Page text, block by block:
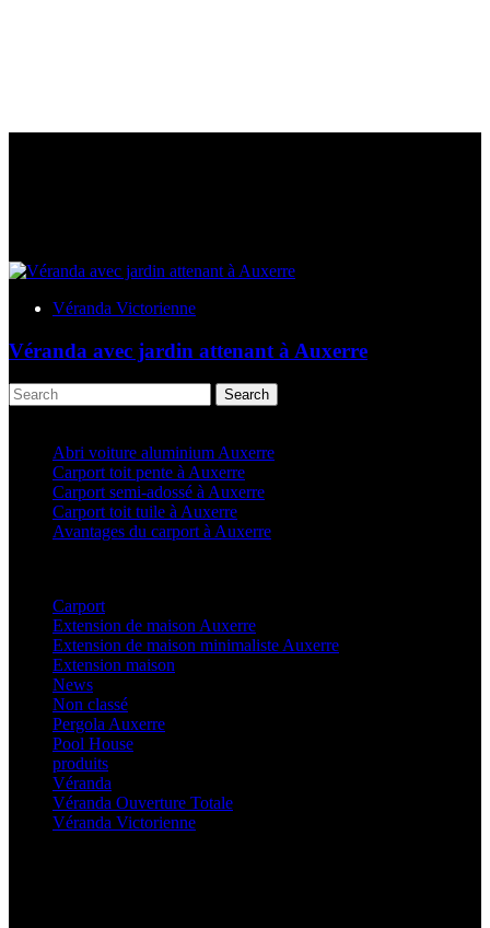
Véranda Victorienne
Véranda avec jardin attenant à Auxerre
Search
Abri voiture aluminium Auxerre
Carport toit pente à Auxerre
Carport semi-adossé à Auxerre
Carport toit tuile à Auxerre
Avantages du carport à Auxerre
Carport
Extension de maison Auxerre
Extension de maison minimaliste Auxerre
Extension maison
News
Non classé
Pergola Auxerre
Pool House
produits
Véranda
Véranda Ouverture Totale
Véranda Victorienne